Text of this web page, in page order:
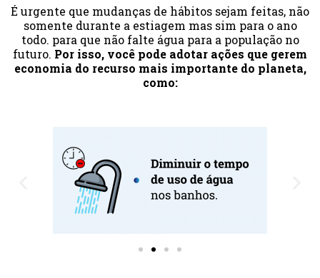
É urgente que mudanças de hábitos sejam feitas, não
somente durante a estiagem mas sim para o ano
todo. para que não falte água para a população no
futuro. Por isso, você pode adotar ações que gerem
economia do recurso mais importante do planeta,
como: